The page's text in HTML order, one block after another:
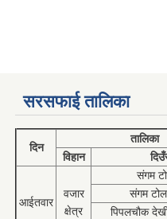
सरसफाई तालिका
दिन
तालिका
विहान
आईतवार
वजार
क्षेत्र
संगम
संगम
पिपलचौक